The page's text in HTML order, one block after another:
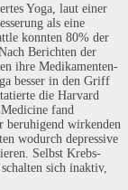
Yoga, laut einer
als eine
konnten 80% der
Berichten der
ihre Medikamenten-
besser in den Griff
die Harvard
fand
beruhigend wirkenden
wodurch depressive
Selbst Krebs-
sich inaktiv,